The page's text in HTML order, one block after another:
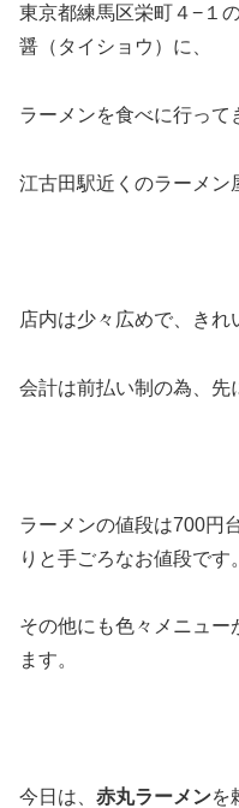
東京都練馬区栄町４−１
醤（タイショウ）に、
ラーメンを食べに行って
江古田駅近くのラーメン
店内は少々広めで、きれ
会計は前払い制の為、先
ラーメンの値段は700円
りと手ごろなお値段です。
その他にも色々メニュー
ます。
今日は、 赤丸ラーメンを